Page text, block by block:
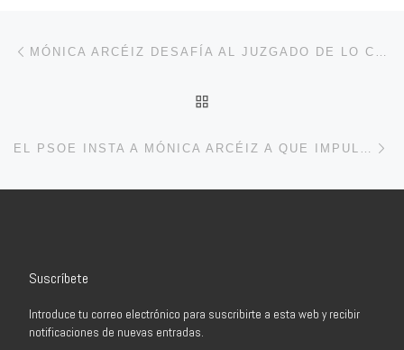
Navegación de entradas
Suscríbete
Introduce tu correo electrónico para suscribirte a esta web y recibir
notificaciones de nuevas entradas.